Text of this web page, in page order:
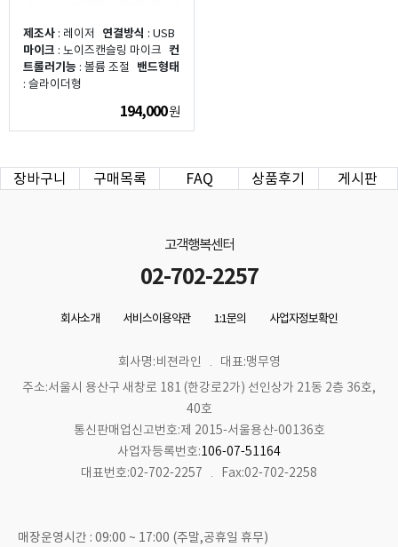
제조사 : 레이저 연결방식 : USB
마이크 : 노이즈캔슬링 마이크 컨
트롤러기능 : 볼륨 조절
밴드형태
: 슬라이더형
194,000원
장바구니 구매목록 FAQ 상품후기 게시판
고객행복센터
02-702-2257
회사소개 서비스이용약관 1:1문의 사업자정보확인
회사명:비젼라인
대표:맹무영
주소:서울시 용산구 새창로 181 (한강로2가) 선인상가 21동 2층 36호,
40호
통신판매업신고번호:제 2015-서울용산-00136호
사업자등록번호:106-07-51164
대표번호:02-702-2257
Fax:02-702-2258
매장운영시간 : 09:00 ~ 17:00 (주말,공휴일 휴무)